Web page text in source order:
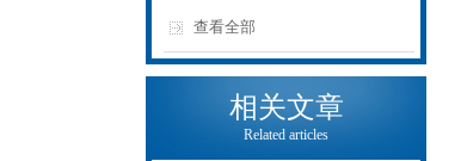
查看全部
相关文章
Related articles